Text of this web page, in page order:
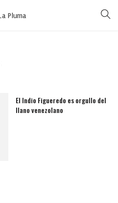
El Indio Figueredo es orgullo del
llano venezolano